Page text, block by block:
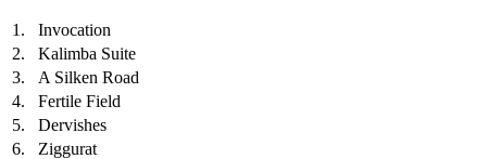
1.
Invocation
2.
Kalimba Suite
3.
A Silken Road
4.
Fertile Field
5.
Dervishes
6.
Ziggurat